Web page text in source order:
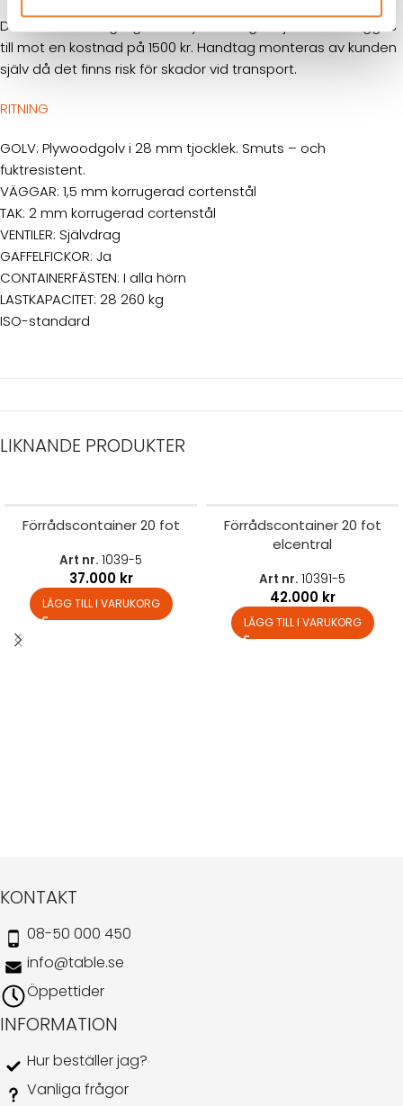
Dörr och handtag ingår. Låscylinder ingår ej men kan läggas
till mot en kostnad på 1500 kr. Handtag monteras av kunden
själv då det finns risk för skador vid transport.
RITNING
GOLV: Plywoodgolv i 28 mm tjocklek. Smuts – och
fuktresistent.
VÄGGAR: 1,5 mm korrugerad cortenstål
TAK: 2 mm korrugerad cortenstål
VENTILER: Självdrag
GAFFELFICKOR: Ja
CONTAINERFÄSTEN: I alla hörn
LASTKAPACITET: 28 260 kg
ISO-standard
LIKNANDE PRODUKTER
Förrådscontainer 20 fot
Art nr. 1039-5
37.000 kr
LÄGG TILL I VARUKORG
Förrådscontainer 20 fot
elcentral
Art nr. 10391-5
42.000 kr
LÄGG TILL I VARUKORG
KONTAKT
08-50 000 450
info@table.se
Öppettider
INFORMATION
Hur beställer jag?
Vanliga frågor